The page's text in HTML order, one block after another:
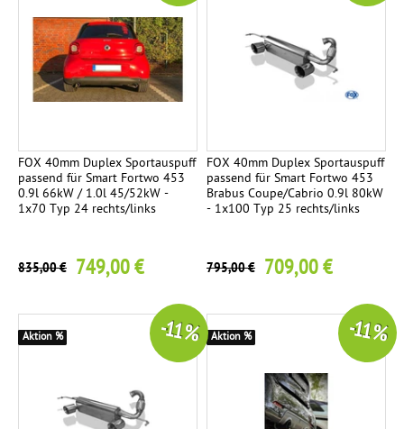
FOX 40mm Duplex Sportauspuff
passend für Smart Fortwo 453
0.9l 66kW / 1.0l 45/52kW -
1x70 Typ 24 rechts/links
835,00 € 749,00 €
FOX 40mm Duplex Sportauspuff
passend für Smart Fortwo 453
Brabus Coupe/Cabrio 0.9l 80kW
- 1x100 Typ 25 rechts/links
795,00 € 709,00 €
-11 %
Aktion % -11 %
Aktion %